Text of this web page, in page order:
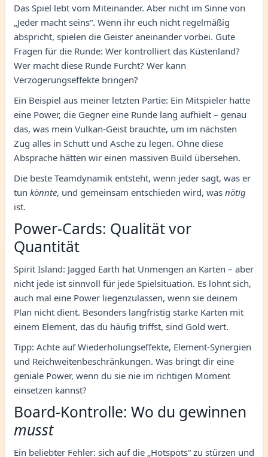
Das Spiel lebt vom Miteinander. Aber nicht im Sinne von
„Jeder macht seins“. Wenn ihr euch nicht regelmäßig
abspricht, spielen die Geister aneinander vorbei. Gute
Fragen für die Runde: Wer kontrolliert das Küstenland?
Wer macht diese Runde Furcht? Wer kann
Verzögerungseffekte bringen?
Ein Beispiel aus meiner letzten Partie: Ein Mitspieler hatte
eine Power, die Gegner eine Runde lang aufhielt – genau
das, was mein Vulkan-Geist brauchte, um im nächsten
Zug alles in Schutt und Asche zu legen. Ohne diese
Absprache hätten wir einen massiven Build übersehen.
Die beste Teamdynamik entsteht, wenn jeder sagt, was er
tun könnte, und gemeinsam entschieden wird, was nötig
ist.
Power-Cards: Qualität vor
Quantität
Spirit Island: Jagged Earth hat Unmengen an Karten – aber
nicht jede ist sinnvoll für jede Spielsituation. Es lohnt sich,
auch mal eine Power liegenzulassen, wenn sie deinem
Plan nicht dient. Besonders langfristig starke Karten mit
einem Element, das du häufig triffst, sind Gold wert.
Tipp: Achte auf Wiederholungseffekte, Element-Synergien
und Reichweitenbeschränkungen. Was bringt dir eine
geniale Power, wenn du sie nie im richtigen Moment
einsetzen kannst?
Board-Kontrolle: Wo du gewinnen
musst
Ein beliebter Fehler: sich auf die „Hotspots“ zu stürzen und